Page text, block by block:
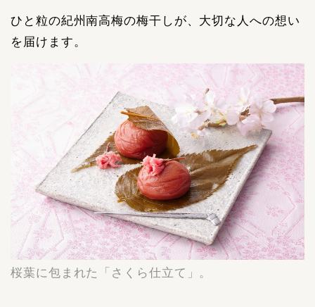
ひと粒の紀州南高梅の梅干しが、大切な人への想い
を届けます。
桜葉に包まれた「さくら仕立て」。